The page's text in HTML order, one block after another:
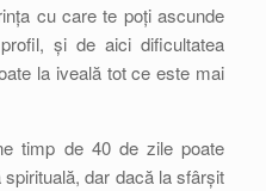
cu care te poți ascunde
și de aici dificultatea
la iveală tot ce este mai
timp de 40 de zile poate
dar dacă la sfârșit